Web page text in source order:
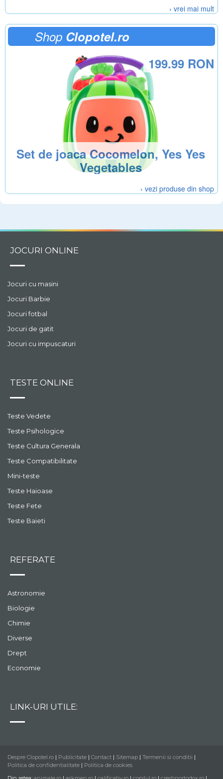
› vrei mai mult
Shop Clopotel.ro
Set de joaca Cocomelon, Yes Yes
Vegetables
199.99 RON
› vezi produse din shop
JOCURI ONLINE
Jocuri cu masini
Jocuri Barbie
Jocuri fotbal
Jocuri de gatit
Jocuri cu impuscaturi
TESTE ONLINE
Teste Vedete
Teste Psihologice
Teste Cultura Generala
Teste Compatibilitate
Mini-teste
Teste Haioase
Teste Fete
Teste Baieti
REFERATE
Astronomie
Biologie
Chimie
Diverse
Drept
Economie
LINK-URI UTILE:
Despre Clopotel.ro | Publicitate | Contact | Sitemap | Termenii si conditii |
Politica de confidentialitate | Politica de cookies